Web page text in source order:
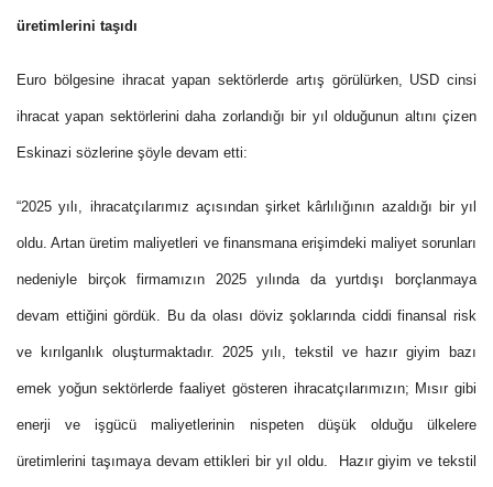
üretimlerini taşıdı
Euro bölgesine ihracat yapan sektörlerde artış görülürken, USD cinsi
ihracat yapan sektörlerini daha zorlandığı bir yıl olduğunun altını çizen
Eskinazi sözlerine şöyle devam etti:
“2025 yılı, ihracatçılarımız açısından şirket kârlılığının azaldığı bir yıl
oldu. Artan üretim maliyetleri ve finansmana erişimdeki maliyet sorunları
nedeniyle birçok firmamızın 2025 yılında da yurtdışı borçlanmaya
devam ettiğini gördük. Bu da olası döviz şoklarında ciddi finansal risk
ve kırılganlık oluşturmaktadır. 2025 yılı, tekstil ve hazır giyim bazı
emek yoğun sektörlerde faaliyet gösteren ihracatçılarımızın; Mısır gibi
enerji ve işgücü maliyetlerinin nispeten düşük olduğu ülkelere
üretimlerini taşımaya devam ettikleri bir yıl oldu. Hazır giyim ve tekstil